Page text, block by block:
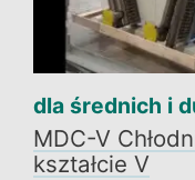
dla średnich i
MDC-V
kształcie V